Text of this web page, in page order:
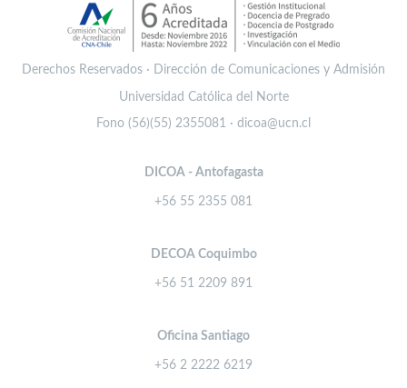
Derechos Reservados · Dirección de Comunicaciones y Admisión
Universidad Católica del Norte
Fono (56)(55) 2355081 · dicoa@ucn.cl
DICOA - Antofagasta
+56 55 2355 081
DECOA Coquimbo
+56 51 2209 891
Oficina Santiago
+56 2 2222 6219